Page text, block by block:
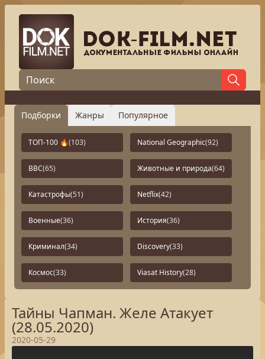
Подборки Жанры Популярное
ТОП-100 🔥(103) National Geographic(92)
BBC(65) Животные и природа(64)
Катастрофы(51) Netflix(42)
Военные(36) История(36)
Криминал(34) Discovery(33)
Космос(33) Viasat History(28)
Тайны Чапман. Желе Атакует
(28.05.2020)
2020-05-29